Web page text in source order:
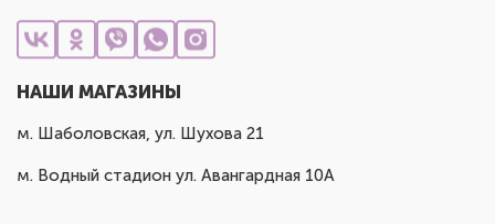
НАШИ МАГАЗИНЫ
м. Шаболовская, ул. Шухова 21
м. Водный стадион ул. Авангардная 10А